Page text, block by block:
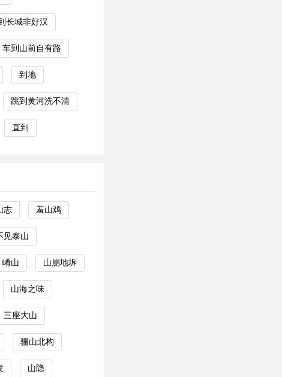
长城非好汉
车到山前自有路
到地
跳到黄河洗不清
直到
志 羞山鸡
见泰山
崤山 山崩地坼
山海之味
三座大山
骊山北构
山隐